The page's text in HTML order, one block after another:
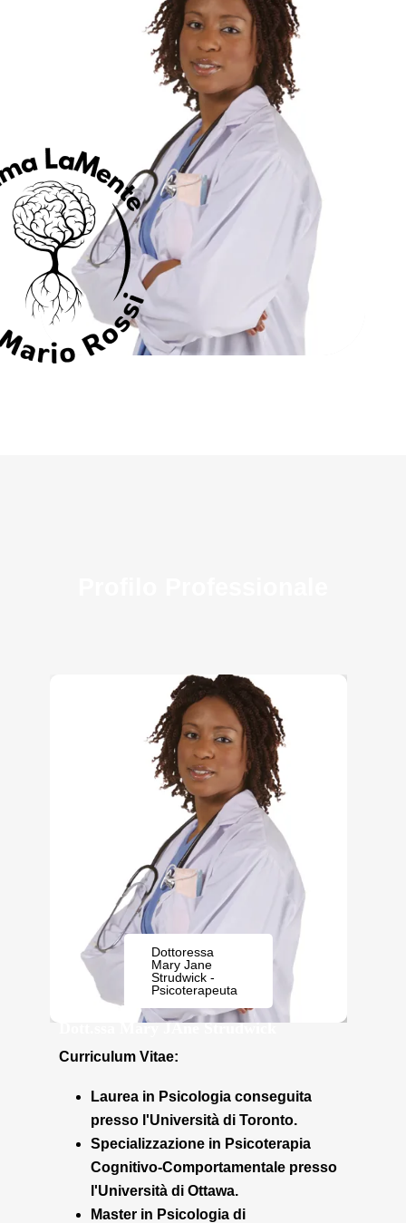
Dott.ssa Mary JAne Strudwick
Curriculum Vitae:
Laurea in Psicologia conseguita
presso l'Università di Toronto.
Specializzazione in Psicoterapia
Cognitivo-Comportamentale presso
l'Università di Ottawa.
Master in Psicologia di
Dottoressa
Mary Jane
Strudwick -
Psicoterapeuta